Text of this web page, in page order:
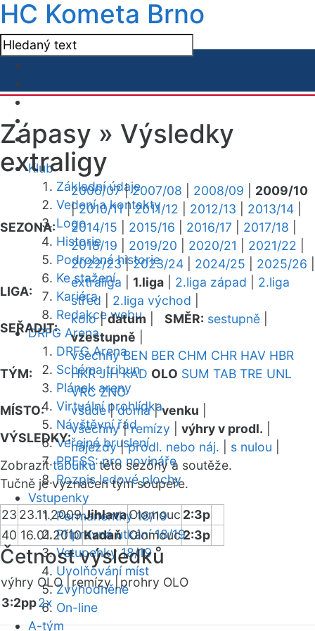
HC Kometa Brno
Klub
Základní údaje
Vedení a kontakty
Logo
Historie
Podrobná historie
Ke stažení
Kariéra
Redakce webu
DRFG Arena
DRFG Arena
Schéma tribun
Plánek areny
Virtuální prohlídka
Návštěvní řád
Veřejné bruslení
PRESS: pro novináře
Rozpis ledové plochy
Vstupenky
Permanentky 18/19
Přípravná utkání 18/19
Vstupenky 18/19
Uvolňování míst
Zvýhodněné
On-line
A-tým
Zápasy » Výsledky
extraligy
SEZONA:
2006/07|2007/08 2008/09
2009/10
|2010/11|2011/12 2012/13 2013/14
2014/15
2015/16 2016/17 2017/18
2018/19
2019/20 2020/21 2021/22
2022/23|2023/24 2024/25 2025/26
LIGA:
extraliga 1.liga 2.liga západ
2.liga
střed
2.liga východ
SEŘADIT:
kolo|datum SMĚR: sestupně
vzestupně
TÝM:
všechny BEN BER CHM CHR HAV HBR
HKR JIH KAD OLO SUM TAB TRE UNL
VRC ZNO
MÍSTO:
všude|doma|venku
VÝSLEDKY:
všechny|remízy výhry v prodl.
nájezdy|prodl. nebo náj. s nulou
Zobrazittabulkutéto sezóny a soutěže.
Tučně je vyznačen tým soupeře.
23 23.11.2009JihlavaOlomouc 2:3p
40 16.01.2010Kadaň Olomouc2:3p
Četnost výsledků
výhry OLO | remízy | prohry OLO
3:2pp2x